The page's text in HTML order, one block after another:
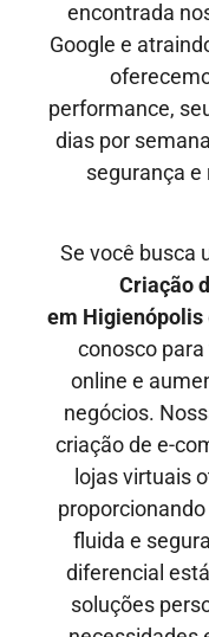
encontrada
Google e
performance,
dias por
segurança
Se você busca
Criação
em Higienópolis
conosco
online e
negócios.
criação de e-
lojas virtuais
fluida e
diferencial
soluções